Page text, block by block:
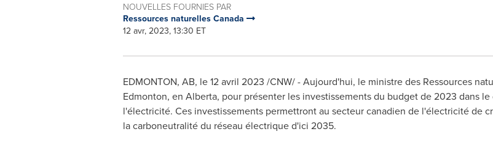
NOUVELLES FOURNIES PAR
Ressources naturelles Canada
12 avr, 2023, 13:30 ET
EDMONTON, AB, le 12 avril 2023 /CNW/ - Aujourd'hui, le ministre des Ressources
Edmonton, en Alberta, pour présenter les investissements du budget de 2023 dans
l'électricité. Ces investissements permettront au secteur canadien de l'électricité de
la carboneutralité du réseau électrique d'ici 2035.